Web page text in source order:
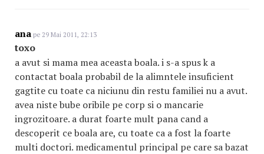
ana pe 29 Mai 2011, 22:13
toxo
a avut si mama mea aceasta boala. i s-a spus k a
contactat boala probabil de la alimntele insuficient
gagtite cu toate ca niciunu din restu familiei nu a avut.
avea niste bube oribile pe corp si o mancarie
ingrozitoare. a durat foarte mult pana cand a
descoperit ce boala are, cu toate ca a fost la foarte
multi doctori. medicamentul principal pe care sa bazat